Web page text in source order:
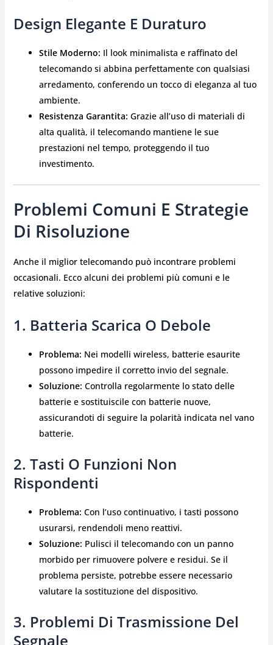
Design Elegante E Duraturo
Stile Moderno: Il look minimalista e raffinato del
telecomando si abbina perfettamente con qualsiasi
arredamento, conferendo un tocco di eleganza al tuo
ambiente.
Resistenza Garantita: Grazie all’uso di materiali di
alta qualità, il telecomando mantiene le sue
prestazioni nel tempo, proteggendo il tuo
investimento.
Problemi Comuni E Strategie
Di Risoluzione
Anche il miglior telecomando può incontrare problemi
occasionali. Ecco alcuni dei problemi più comuni e le
relative soluzioni:
1. Batteria Scarica O Debole
Problema: Nei modelli wireless, batterie esaurite
possono impedire il corretto invio del segnale.
Soluzione: Controlla regolarmente lo stato delle
batterie e sostituiscile con batterie nuove,
assicurandoti di seguire la polarità indicata nel vano
batterie.
2. Tasti O Funzioni Non
Rispondenti
Problema: Con l’uso continuativo, i tasti possono
usurarsi, rendendoli meno reattivi.
Soluzione: Pulisci il telecomando con un panno
morbido per rimuovere polvere e residui. Se il
problema persiste, potrebbe essere necessario
valutare la sostituzione del dispositivo.
3. Problemi Di Trasmissione Del
Segnale